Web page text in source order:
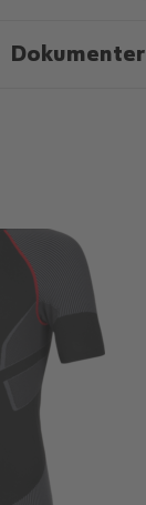
Dokumenter